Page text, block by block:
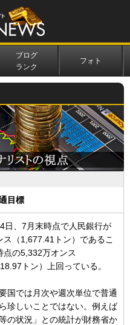
ブログ
ランク
フォト
目標
日、7月末時点で人民銀行が
（1,677.41トン）であるこ
点の5,332万オンス
トン）上回っている。
国では月次や週次単位で普通
珍しいことではない。例えば
の状況」との統計が財務省か